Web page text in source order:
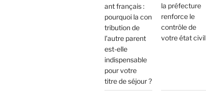
ant français :
pourquoi la con
tribution de
l’autre parent
est-elle
indispensable
pour votre
titre de séjour ?
la préfecture
renforce le
contrôle de
votre état civil